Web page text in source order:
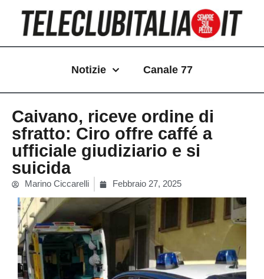
contenuto
Notizie Canale 77
Caivano, riceve ordine di
sfratto: Ciro offre caffé a
ufficiale giudiziario e si
suicida
Marino Ciccarelli Febbraio 27, 2025